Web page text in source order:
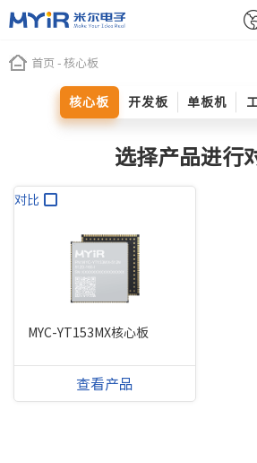
首页 - 核心板
核心板 开发板 单板机
选择产品进行
对比
MYC-YT153MX核心板
查看产品